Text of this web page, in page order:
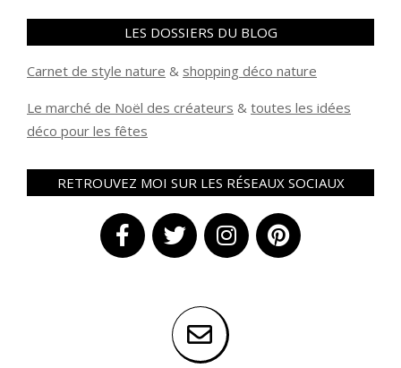
LES DOSSIERS DU BLOG
Carnet de style nature & shopping déco nature
Le marché de Noël des créateurs & toutes les idées
déco pour les fêtes
RETROUVEZ MOI SUR LES RÉSEAUX SOCIAUX